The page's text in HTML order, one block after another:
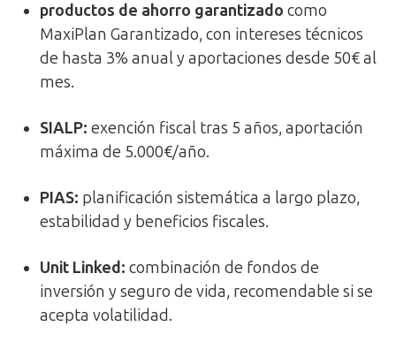
productos de ahorro garantizado como
MaxiPlan Garantizado, con intereses técnicos
de hasta 3% anual y aportaciones desde 50€ al
mes.
SIALP: exención fiscal tras 5 años, aportación
máxima de 5.000€/año.
PIAS: planificación sistemática a largo plazo,
estabilidad y beneficios fiscales.
Unit Linked: combinación de fondos de
inversión y seguro de vida, recomendable si se
acepta volatilidad.